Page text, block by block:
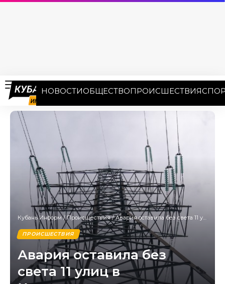
НОВОСТИОБЩЕСТВОПРОИСШЕСТВИЯ
Кубань Информ/Происшествия/Авария оставила без света 11 улиц в Краснодаре
ПРОИСШЕСТВИЯ
Авария оставила без
света 11 улиц в